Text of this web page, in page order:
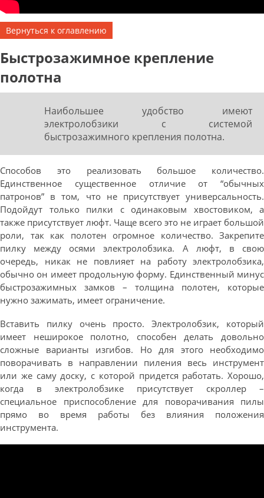
Вернуться к оглавлению
Быстрозажимное крепление
полотна
Наибольшее удобство имеют
электролобзики с системой
быстрозажимного крепления полотна.
Способов это реализовать большое количество.
Единственное существенное отличие от “обычных
патронов” в том, что не присутствует универсальность.
Подойдут только пилки с одинаковым хвостовиком, а
также присутствует люфт. Чаще всего это не играет большой
роли, так как полотен огромное количество. Закрепите
пилку между осями электролобзика. А люфт, в свою
очередь, никак не повлияет на работу электролобзика,
обычно он имеет продольную форму. Единственный минус
быстрозажимных замков – толщина полотен, которые
нужно зажимать, имеет ограничение.
Вставить пилку очень просто. Электролобзик, который
имеет неширокое полотно, способен делать довольно
сложные варианты изгибов. Но для этого необходимо
поворачивать в направлении пиления весь инструмент
или же саму доску, с которой придется работать. Хорошо,
когда в электролобзике присутствует скроллер –
специальное приспособление для поворачивания пилы
прямо во время работы без влияния положения
инструмента.